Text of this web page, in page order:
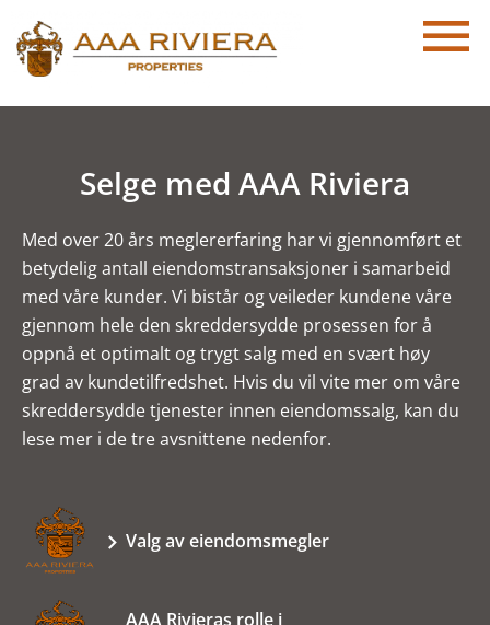
Selge med AAA Riviera
Med over 20 års meglererfaring har vi gjennomført et
betydelig antall eiendomstransaksjoner i samarbeid
med våre kunder. Vi bistår og veileder kundene våre
gjennom hele den skreddersydde prosessen for å
oppnå et optimalt og trygt salg med en svært høy
grad av kundetilfredshet. Hvis du vil vite mer om våre
skreddersydde tjenester innen eiendomssalg, kan du
lese mer i de tre avsnittene nedenfor.
Valg av eiendomsmegler
AAA Rivieras rolle i